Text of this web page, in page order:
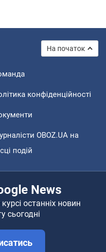
На початок
конфіденційності
OBOZ.UA на
подій
News
останніх новин
сьогодні